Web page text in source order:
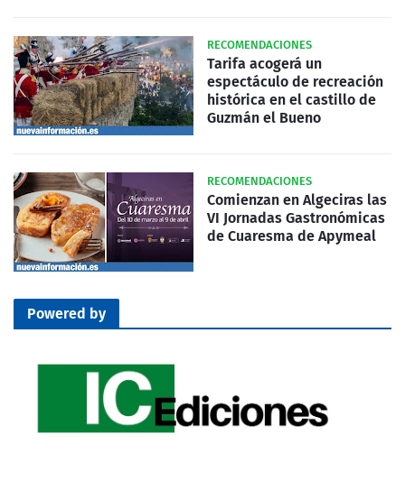
RECOMENDACIONES
Tarifa acogerá un
espectáculo de recreación
histórica en el castillo de
Guzmán el Bueno
RECOMENDACIONES
Comienzan en Algeciras las
VI Jornadas Gastronómicas
de Cuaresma de Apymeal
Powered by